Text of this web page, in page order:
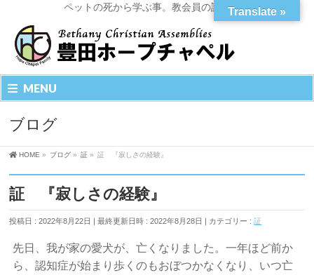
ペットの死から学ぶ事。教会員の証です。
MENU
ブログ
HOME » ブログ » 証 » 証 『寂しさの経験』
証 『寂しさの経験』
投稿日 : 2022年8月22日 最終更新日時 : 2022年8月28日 カテゴリー :証
先日、我が家の愛犬が、亡くなりました。一年ほど前か
ら、認知症が始まり歩くのもおぼつかなくなり、いつ亡
Translate »